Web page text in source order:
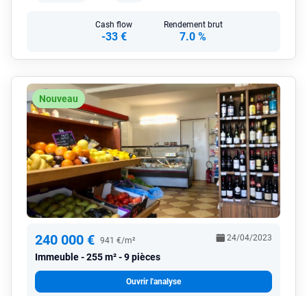
Cash flow
-33 €
Rendement brut
7.0 %
Nouveau
240 000 € 941 €/m²
Immeuble 255 m² - 9 pièces
24/04/2023
Ouvrir l'analyse